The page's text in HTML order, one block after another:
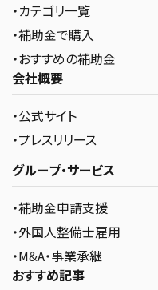
・カテゴリ一覧
・補助金で購入
・おすすめの補助金
会社概要
・公式サイト
・プレスリリース
グループ・サービス
・補助金申請支援
・外国人整備士雇用
・M&A・事業承継
おすすめ記事